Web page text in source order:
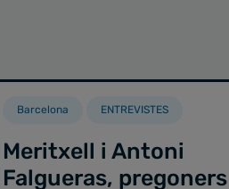
Barcelona ENTREVISTES
Meritxell i Antoni
Falgueras, pregoners